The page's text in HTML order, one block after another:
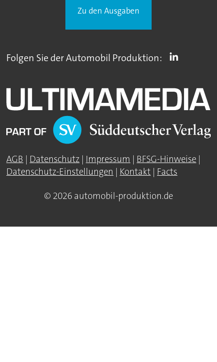
Zu den Ausgaben
Folgen Sie der Automobil Produktion:
AGB Datenschutz Impressum BFSG-Hinweise
Datenschutz-Einstellungen
Kontakt Facts
© 2026 automobil-produktion.de